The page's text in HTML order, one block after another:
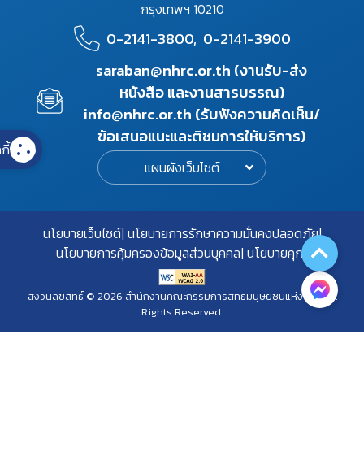
กรุงเทพฯ 10210
0-2141-3800, 0-2141-3900
saraban@nhrc.or.th (งานรับ-ส่ง
หนังสือ และงานสารบรรณ)
info@nhrc.or.th (รับฟังความคิดเห็น/
ข้อเสนอแนะและติชมการให้บริการ)
แผนผังเว็บไซต์
นโยบายเว็บไซต์ นโยบายการรักษาความมั่นคงปลอดภัย
นโยบายการคุ้มครองข้อมูลส่วนบุคคล นโยบายคุกกี้
สงวนลิขสิทธิ์ © 2026 สำนักงานคณะกรรมการสิทธิมนุษยชนแห่งชาติ. All
Rights Reserved.